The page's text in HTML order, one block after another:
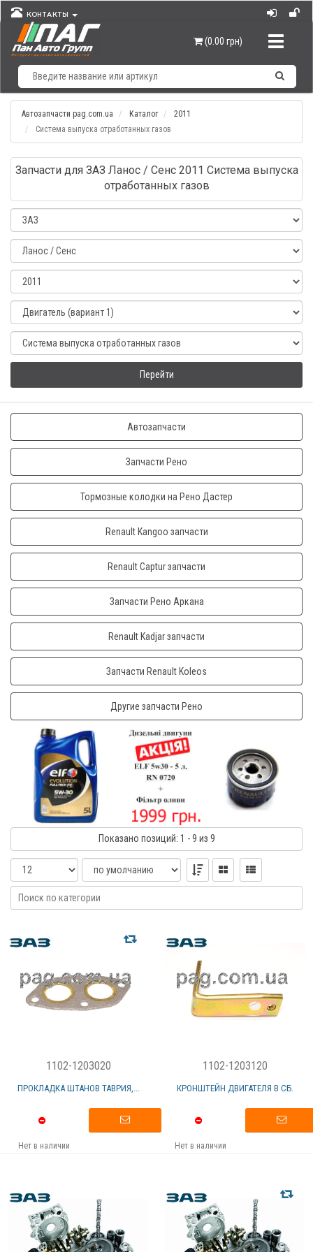
КОНТАКТЫ
(0.00 грн)
Автозапчасти pag.com.ua Каталог
2011
Система выпуска отработанных газов
Запчасти для ЗАЗ Ланос / Сенс 2011 Система выпуска
отработанных газов
Перейти
Автозапчасти
Запчасти Рено
Тормозные колодки на Рено Дастер
Renault Kangoo запчасти
Renault Captur запчасти
Запчасти Рено Аркана
Renault Kadjar запчасти
Запчасти Renault Koleos
Другие запчасти Рено
Показано позиций: 1 - 9 из 9
1102-1203020
ПРОКЛАДКА ШТАНОВ ТАВРИЯ,...
Нет в наличии
1102-1203120
КРОНШТЕЙН ДВИГАТЕЛЯ В СБ.
Нет в наличии